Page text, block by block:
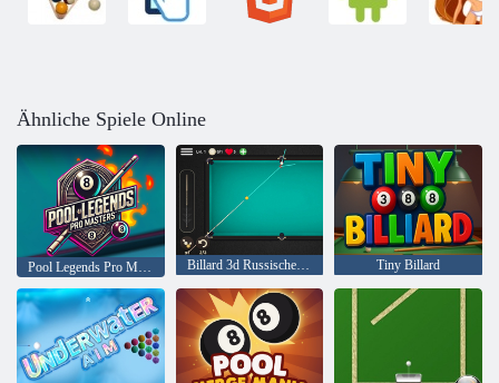
Ähnliche Spiele Online
Pool Legends Pro Masters Billard 3d Russische Pyramide Tiny Billard